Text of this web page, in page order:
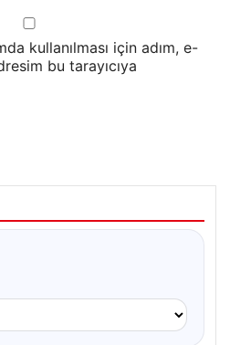
kullanılması için adım, e-
bu tarayıcıya